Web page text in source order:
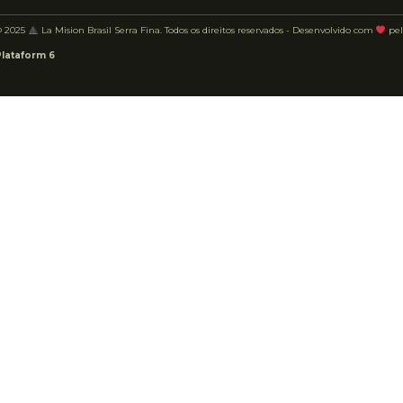
2025 La Mision Brasil Serra Fina. Todos os direitos reservados - Desenvolvido com
6